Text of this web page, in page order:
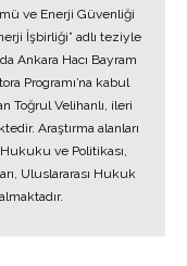
ve Enerji Güvenliği
İşbirliği” adlı teziyle
Ankara Hacı Bayram
Programı’na kabul
Toğrul Velihanlı, ileri
Araştırma alanları
Hukuku ve Politikası,
Uluslararası Hukuk